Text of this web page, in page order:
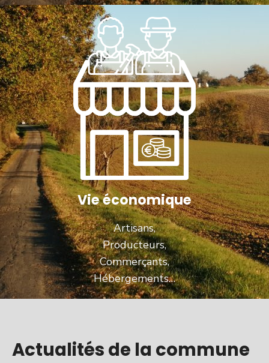
Vie économique
Artisans,
Producteurs,
Commerçants,
Hébergements…
Actualités de la commune